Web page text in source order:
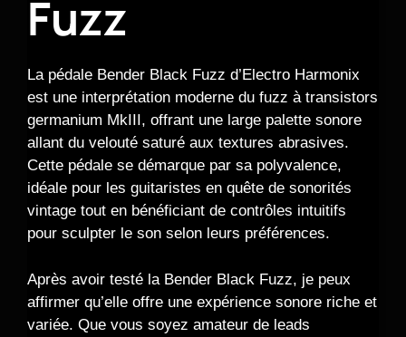
Fuzz
La pédale Bender Black Fuzz d’Electro Harmonix
est une interprétation moderne du fuzz à transistors
germanium MkIII, offrant une large palette sonore
allant du velouté saturé aux textures abrasives.
Cette pédale se démarque par sa polyvalence,
idéale pour les guitaristes en quête de sonorités
vintage tout en bénéficiant de contrôles intuitifs
pour sculpter le son selon leurs préférences.
Après avoir testé la Bender Black Fuzz, je peux
affirmer qu’elle offre une expérience sonore riche et
variée. Que vous soyez amateur de leads